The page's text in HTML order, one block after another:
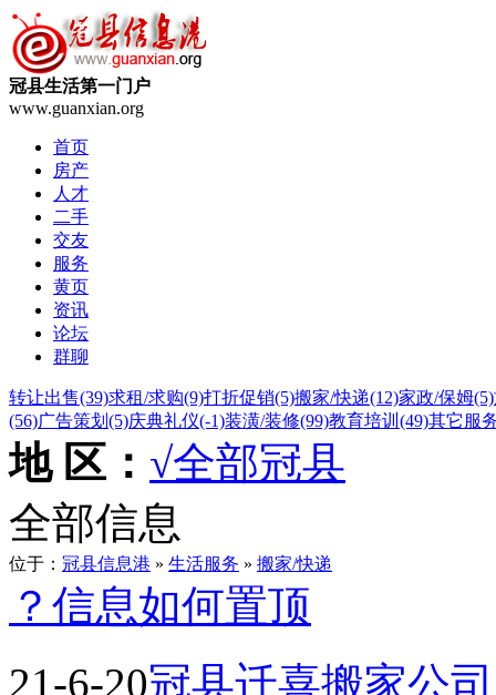
冠县生活第一门户
www.guanxian.org
首页
房产
人才
二手
交友
服务
黄页
资讯
论坛
群聊
转让出售(39)求租/求购(9)打折促销(5)搬家/快递(12)家政/保姆(5)
(56)广告策划 (5)庆典礼仪(-1)装潢/装修(99)教育培训 (49)其它服
地 区： √全部冠县
全部信息
位于： 冠县信息港 » 生活服务 » 搬家/快递
？信息如何置顶
21-6-20冠县迁喜搬家公司